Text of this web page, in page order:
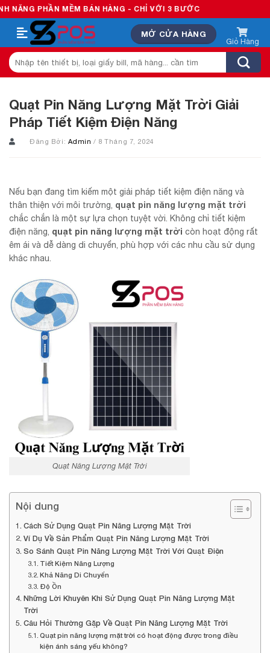
Skip
to
content
MỀM BÁN HÀNG - CHỈ VỚI 3 BƯỚC
MỞ CỬA HÀNG
Tìm
kiếm:
Quạt Pin Năng Lượng Mặt Trời Giải
Pháp Tiết Kiệm Điện Năng
Đăng Bởi: Admin/ 8 Tháng 7, 2024
Nếu bạn đang tìm kiếm một giải pháp tiết kiệm điện năng và
thân thiện với môi trường, quạt pin năng lượng mặt trời
chắc chắn là một sự lựa chọn tuyệt vời. Không chỉ tiết kiệm
điện năng, quạt pin năng lượng mặt trời còn hoạt động rất
êm ái và dễ dàng di chuyển, phù hợp với các nhu cầu sử dụng
khác nhau.
Quạt Năng Lượng Mặt Trời
Nội dung
Cách Sử Dụng Quạt Pin Năng Lượng Mặt Trời
Ví Dụ Về Sản Phẩm Quạt Pin Năng Lượng Mặt Trời
So Sánh Quạt Pin Năng Lượng Mặt Trời Với Quạt Điện
Tiết Kiệm Năng Lượng
Khả Năng Di Chuyển
Độ Ồn
Những Lời Khuyên Khi Sử Dụng Quạt Pin Năng Lượng Mặt
Trời
Câu Hỏi Thường Gặp Về Quạt Pin Năng Lượng Mặt Trời
Quạt pin năng lượng mặt trời có hoạt động được trong điều
kiện ánh sáng yếu không?